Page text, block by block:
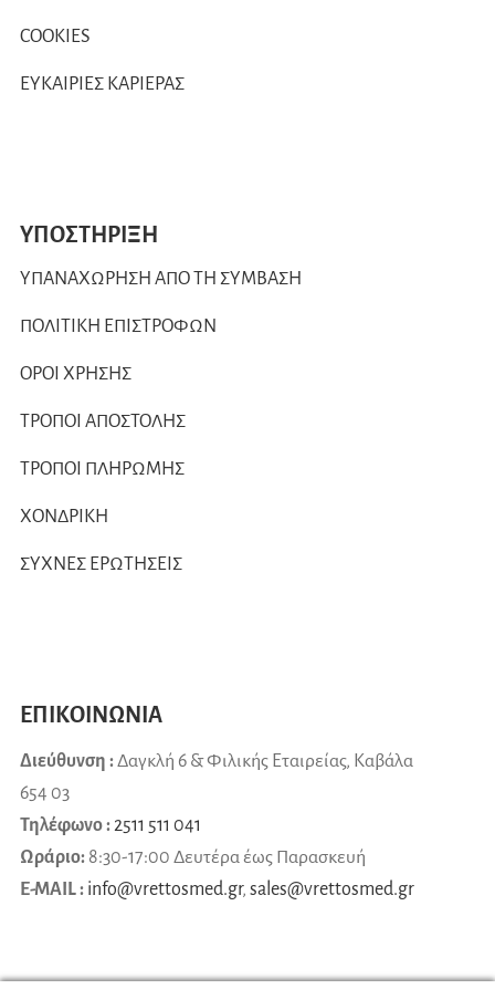
COOKIES
ΕΥΚΑΙΡΙΕΣ ΚΑΡΙΕΡΑΣ
ΥΠΟΣΤΗΡΙΞΗ
ΥΠΑΝΑΧΩΡΗΣΗ ΑΠΟ ΤΗ ΣΥΜΒΑΣΗ
ΠΟΛΙΤΙΚΗ ΕΠΙΣΤΡΟΦΩΝ
ΟΡΟΙ ΧΡΗΣΗΣ
ΤΡΟΠΟΙ ΑΠΟΣΤΟΛΗΣ
ΤΡΟΠΟΙ ΠΛΗΡΩΜΗΣ
ΧΟΝΔΡΙΚΗ
ΣΥΧΝΕΣ ΕΡΩΤΗΣΕΙΣ
ΕΠΙΚΟΙΝΩΝΙΑ
Διεύθυνση :Δαγκλή 6 & Φιλικής Εταιρείας, Καβάλα
654 03
Τηλέφωνο :2511 511 041
Ωράριο: 8:30-17:00 Δευτέρα έως Παρασκευή
E-MAIL : info@vrettosmed.gr, sales@vrettosmed.gr